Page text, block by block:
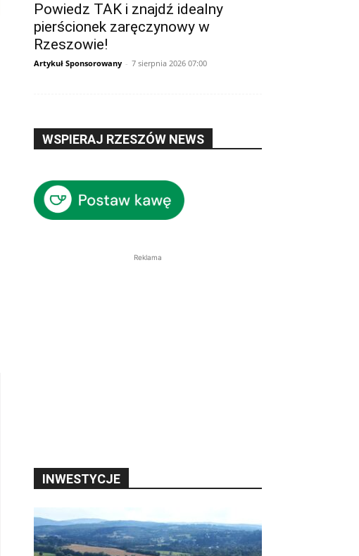
Powiedz TAK i znajdź idealny
pierścionek zaręczynowy w
Rzeszowie!
Artykuł Sponsorowany - 7 sierpnia 2026 07:00
WSPIERAJ RZESZÓW NEWS
Reklama
INWESTYCJE